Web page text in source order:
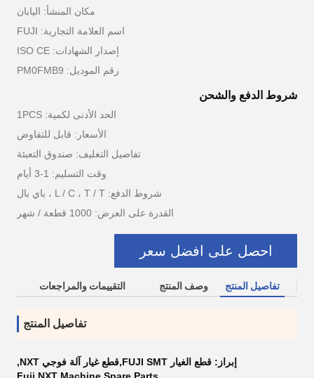
مكان المنشأ: اليابان
اسم العلامة التجارية: FUJI
إصدار الشهادات: ISO CE
رقم الموديل: PM0FMB9
شروط الدفع والشحن
الحد الأدنى لكمية: 1PCS
الأسعار: قابل للتفاوض
تفاصيل التغليف: صندوق التعبئة
وقت التسليم: 1-3 أيام
شروط الدفع: L / C ، T / T ، باي بال
القدرة على العرض: 1000 قطعة / شهر
احصل على افضل سعر
تفاصيل المنتج وصف المنتج التقييمات والمراجعات
تفاصيل المنتج
إبراز: قطع الغيار FUJI SMT,قطع غيار آلة فوجي NXT
,